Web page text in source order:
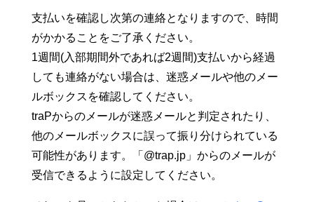
支払いを確認し次第の連絡となりますので、時間
がかかることをご了承ください。
1週間(入部期間外であれば2週間)支払いから経過
しても連絡がない場合は、迷惑メールや他のメー
ルボックスを確認してください。
traPからのメールが迷惑メールと判定されたり、
他のメールボックスに誤って振り分けられている
可能性があります。「@trap.jp」からのメールが
受信できるように設定してください。